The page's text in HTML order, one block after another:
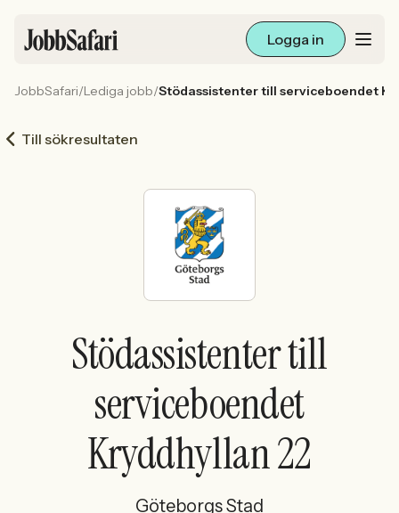
Logga in
Arbetsliv och karriär
För arbetsgivare
Sök med AI
Ny här? Skapa konto
JobbSafari/Lediga jobb/Stödassistenter till serviceboendet
Till sökresultaten
Stödassistenter till
serviceboendet
Kryddhyllan 22
Göteborgs Stad